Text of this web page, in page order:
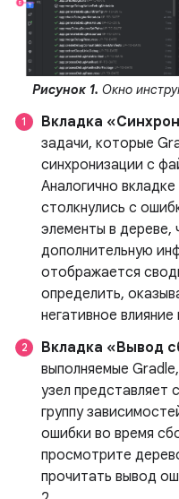
Рисунок 1. Окно
Вкладка
задачи, которые
синхронизации с
Аналогично вкладке
столкнулись с
элементы в дереве,
дополнительную
отображается
определить,
негативное
Вкладка «Вывод
выполняемые
узел представляет
группу
ошибки во время
просмотрите
прочитать вывод